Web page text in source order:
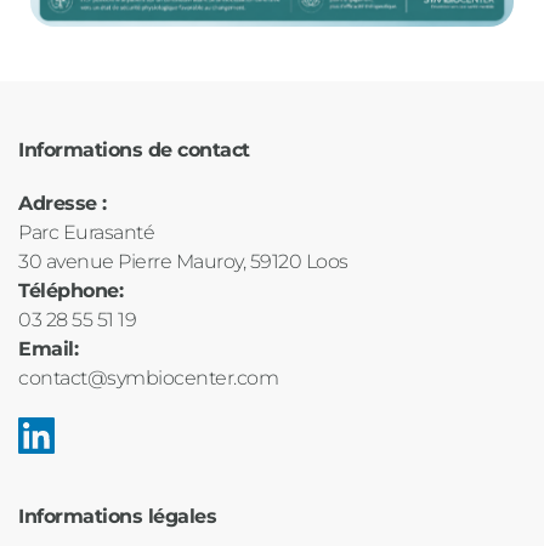
Informations légales
Informations de contact
Adresse :
Parc Eurasanté
30 avenue Pierre Mauroy, 59120 Loos
Téléphone:
03 28 55 51 19
Email:
contact@symbiocenter.com